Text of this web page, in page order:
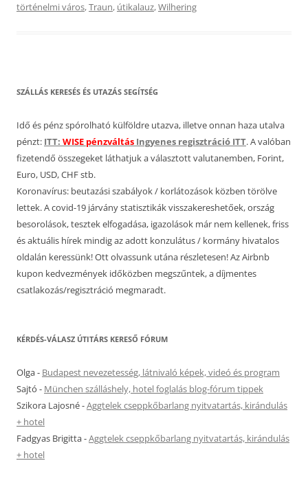
történelmi város,Traun, útikalauz,Wilhering
SZÁLLÁS KERESÉS ÉS UTAZÁS SEGÍTSÉG
Idő és pénz spórolható külföldre utazva, illetve onnan haza utalva
pénzt: ITT: WISE pénzváltás Ingyenes regisztráció ITT. A valóban
fizetendő összegeket láthatjuk a választott valutanemben, Forint,
Euro, USD, CHF stb.
Koronavírus: beutazási szabályok / korlátozások közben törölve
lettek. A covid-19 járvány statisztikák visszakereshetőek, ország
besorolások, tesztek elfogadása, igazolások már nem kellenek, friss
és aktuális hírek mindig az adott konzulátus / kormány hivatalos
oldalán keressünk! Ott olvassunk utána részletesen! Az Airbnb
kupon kedvezmények időközben megszűntek, a díjmentes
csatlakozás/regisztráció megmaradt.
KÉRDÉS-VÁLASZ ÚTITÁRS KERESŐ FÓRUM
Olga- Budapest nevezetesség, látnivaló képek, videó és program
Sajtó - München szálláshely, hotel foglalás blog-fórum tippek
Szikora Lajosné-Aggtelek cseppkőbarlang nyitvatartás, kirándulás
+ hotel
Fadgyas Brigitta-Aggtelek cseppkőbarlang nyitvatartás, kirándulás
+ hotel